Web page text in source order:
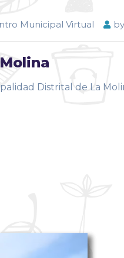
Municipal Virtual by
Distrital de La